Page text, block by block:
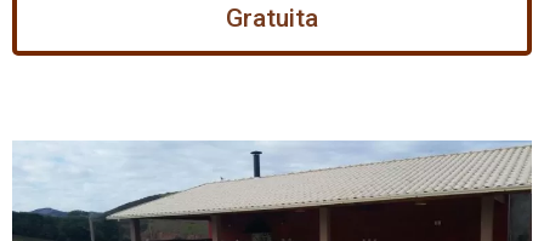
Gratuita